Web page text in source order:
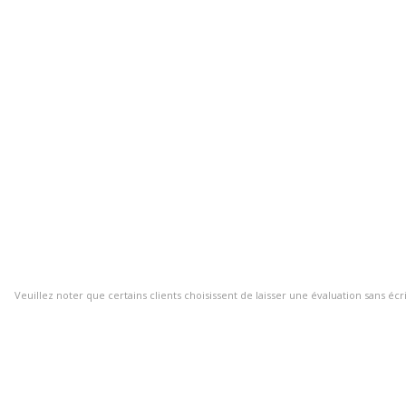
Veuillez noter que certains clients choisissent de laisser une évaluation sans